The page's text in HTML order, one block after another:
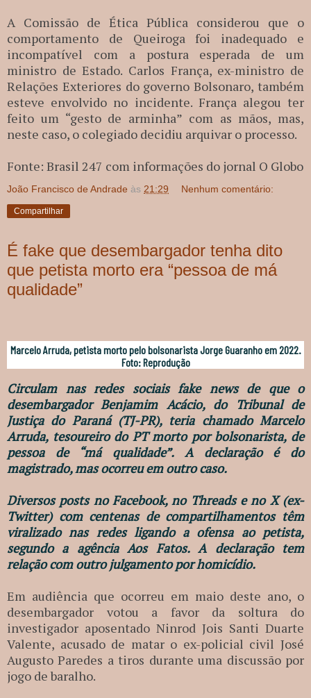
A Comissão de Ética Pública considerou que o
comportamento de Queiroga foi inadequado e
incompatível com a postura esperada de um
ministro de Estado. Carlos França, ex-ministro de
Relações Exteriores do governo Bolsonaro, também
esteve envolvido no incidente. França alegou ter
feito um “gesto de arminha” com as mãos, mas,
neste caso, o colegiado decidiu arquivar o processo.
Fonte: Brasil 247 com informações do jornal O Globo
João Francisco de Andrade às 21:29 Nenhum comentário:
Compartilhar
É fake que desembargador tenha dito
que petista morto era “pessoa de má
qualidade”
Marcelo Arruda, petista morto pelo bolsonarista Jorge Guaranho em 2022.
Foto: Reprodução
Circulam nas redes sociais fake news de que o
desembargador Benjamim Acácio, do Tribunal de
Justiça do Paraná (TJ-PR), teria chamado Marcelo
Arruda, tesoureiro do PT morto por bolsonarista, de
pessoa de “má qualidade”. A declaração é do
magistrado, mas ocorreu em outro caso.
Diversos posts no Facebook, no Threads e no X (ex-
Twitter) com centenas de compartilhamentos têm
viralizado nas redes ligando a ofensa ao petista,
segundo a agência Aos Fatos. A declaração tem
relação com outro julgamento por homicídio.
Em audiência que ocorreu em maio deste ano, o
desembargador votou a favor da soltura do
investigador aposentado Ninrod Jois Santi Duarte
Valente, acusado de matar o ex-policial civil José
Augusto Paredes a tiros durante uma discussão por
jogo de baralho.